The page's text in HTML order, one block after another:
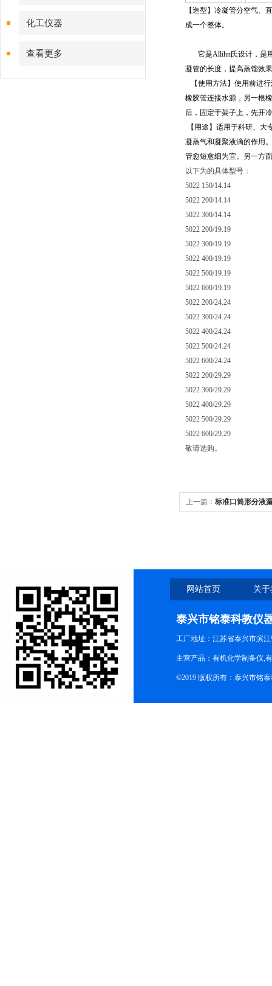
化工仪器
查看更多
【造型】冷凝管分空气、
成一个整体。
它是Allihn氏设计，是
凝管的长度，提高蒸馏效
【使用方法】使用前进
橡胶管连接水源，另一根
后，固定于架子上，先开
【用途】适用于科研、
凝蒸气和凝聚液滴的作用
管愈短愈细为宜。另一方
以下为的具体型号：
5022 150/14.14
5022 200/14.14
5022 300/14.14
5022 200/19.19
5022 300/19.19
5022 400/19.19
5022 500/19.19
5022 600/19.19
5022 200/24.24
5022 300/24.24
5022 400/24.24
5022 500/24.24
5022 600/24.24
5022 200/29.29
5022 300/29.29
5022 400/29.29
5022 500/29.29
5022 600/29.29
敬请选购。
上一篇： 标准口筒形分液
网站首页 关
泰兴市铭泰科教仪
工厂地址：江苏省泰兴市滨
主营产品：有机化学制备仪,
©2019 版权所有：泰兴市铭